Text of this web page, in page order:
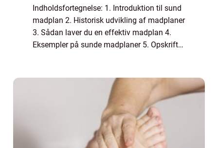
Indholdsfortegnelse: 1. Introduktion til sund
madplan 2. Historisk udvikling af madplaner
3. Sådan laver du en effektiv madplan 4.
Eksempler på sunde madplaner 5. Opskrifter